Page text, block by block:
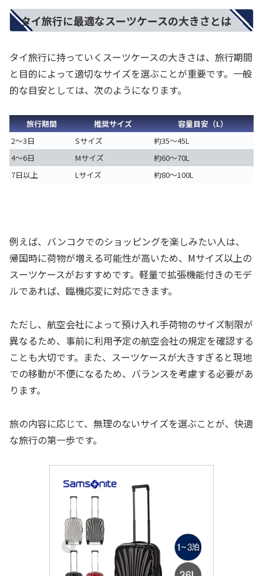
タイ旅行に最適なスーツケースの大きさとは
タイ旅行に持っていくスーツケースの大きさは、旅行期間
と目的によって適切なサイズを選ぶことが重要です。一般
的な目安としては、次のようになります。
旅行期間 推奨サイズ
容量目安（L）
2〜3日
Sサイズ
約35〜45L
4〜6日
Mサイズ
約60〜70L
7日以上
Lサイズ 約80〜100L
例えば、バンコクでのショッピングを楽しみたい人は、
帰国時に荷物が増える可能性が高いため、Mサイズ以上の
スーツケースがおすすめです。軽量で拡張機能付きのモデ
ルであれば、臨機応変に対応できます。
ただし、航空会社によって預け入れ手荷物のサイズ制限が
異なるため、事前に利用予定の航空会社の規定を確認する
ことも大切です。また、スーツケースが大きすぎると現地
での移動が不便になるため、バランスを考慮する必要があ
ります。
旅の内容に応じて、無理のないサイズを選ぶことが、快適
な旅行の第一歩です。